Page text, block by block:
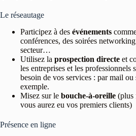
Le réseautage
Participez à des événements
conférences, des soirées
secteur…
Utilisez la prospection directe et
les entreprises et les professionnels
besoin de vos services : par mail
exemple.
Misez sur le bouche-à-oreille (plus
vous aurez eu vos premiers clients)
Présence en ligne